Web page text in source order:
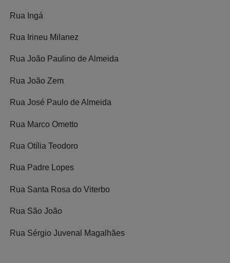
Rua Ingá
Rua Irineu Milanez
Rua João Paulino de Almeida
Rua João Zem
Rua José Paulo de Almeida
Rua Marco Ometto
Rua Otília Teodoro
Rua Padre Lopes
Rua Santa Rosa do Viterbo
Rua São João
Rua Sérgio Juvenal Magalhães